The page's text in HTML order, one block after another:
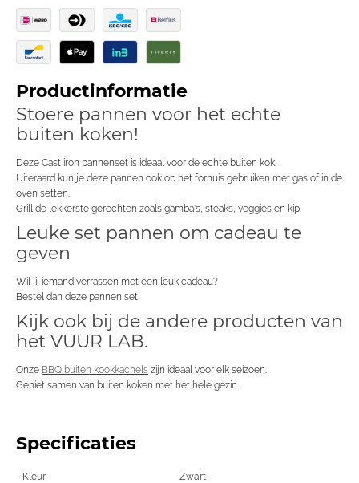
Productinformatie
Stoere pannen voor het echte
buiten koken!
Deze Cast iron pannenset is ideaal voor de echte buiten kok.
Uiteraard kun je deze pannen ook op het fornuis gebruiken met gas of in de
oven setten.
Grill de lekkerste gerechten zoals gamba's, steaks, veggies en kip.
Leuke set pannen om cadeau te
geven
Wil jij iemand verrassen met een leuk cadeau?
Bestel dan deze pannen set!
Kijk ook bij de andere producten van
het VUUR LAB.
Onze BBQ buiten kookkachels zijn ideaal voor elk seizoen.
Geniet samen van buiten koken met het hele gezin.
Specificaties
Kleur Zwart